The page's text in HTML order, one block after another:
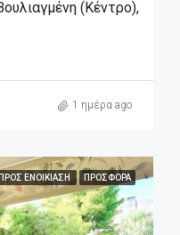
(Κέντρο),
1 ημέρα ago
ΠΡΟΣ ΕΝΟΙΚΊΑΣΗ ΠΡΟΣΦΟΡΆ